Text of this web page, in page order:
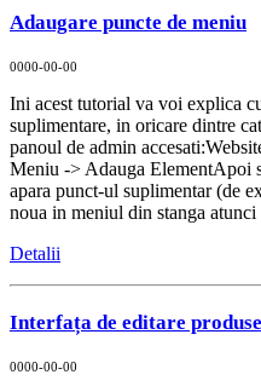
Adaugare puncte de meniu
0000-00-00
Ini acest tutorial va voi explica
suplimentare, in oricare dintre
panoul de admin
Meniu -> Adauga ElementApoi
apara punct-ul suplimentar (de
noua in meniul din stanga
Detalii
Interfața de editare
0000-00-00